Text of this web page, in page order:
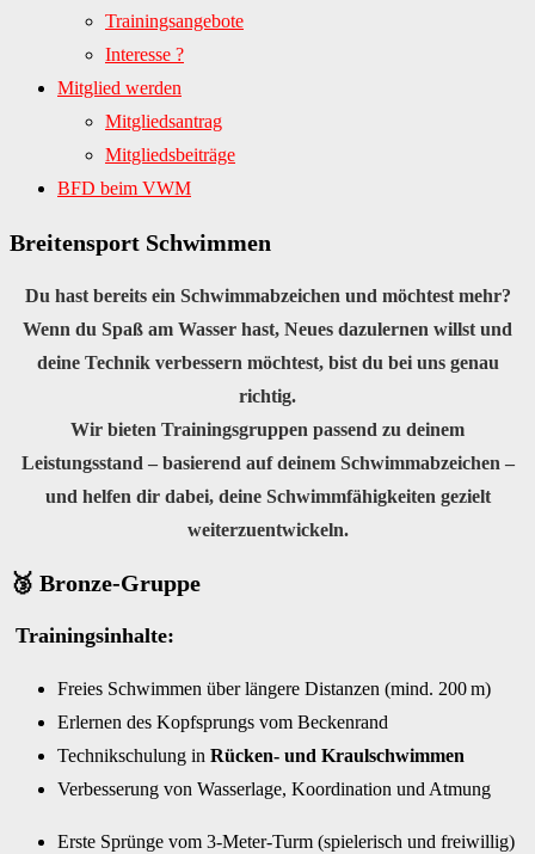
Trainingsangebote
Interesse ?
Mitglied werden
Mitgliedsantrag
Mitgliedsbeiträge
BFD beim VWM
Breitensport Schwimmen
Du hast bereits ein Schwimmabzeichen und möchtest mehr?
Wenn du Spaß am Wasser hast, Neues dazulernen willst und
deine Technik verbessern möchtest, bist du bei uns genau
richtig.
Wir bieten Trainingsgruppen passend zu deinem
Leistungsstand – basierend auf deinem Schwimmabzeichen –
und helfen dir dabei, deine Schwimmfähigkeiten gezielt
weiterzuentwickeln.
🥉 Bronze-Gruppe
Trainingsinhalte:
Freies Schwimmen über längere Distanzen (mind. 200 m)
Erlernen des Kopfsprungs vom Beckenrand
Technikschulung in Rücken- und Kraulschwimmen
Verbesserung von Wasserlage, Koordination und Atmung
Erste Sprünge vom 3-Meter-Turm (spielerisch und freiwillig)